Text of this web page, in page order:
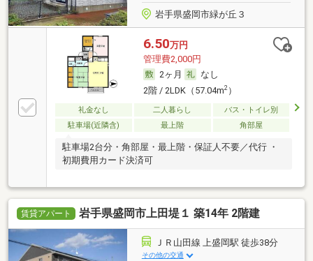
岩手県盛岡市緑が丘３
6.50万円
管理費2,000円
2ヶ月
なし
2階 / 2LDK（57.04m2）
礼金なし 二人暮らし
バス・トイレ別
駐車場(近隣含)
最上階 角部屋
駐車場2台分・角部屋・最上階・保証人不要／代行 ・
初期費用カード決済可
賃貸アパート 岩手県盛岡市上田堤１ 築14年 2階建
ＪＲ山田線 上盛岡駅 徒歩38分
その他の交通